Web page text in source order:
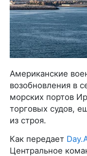
Американские
возобновления в
морских портов
торговых судов,
из строя.
Как передает
Центральное